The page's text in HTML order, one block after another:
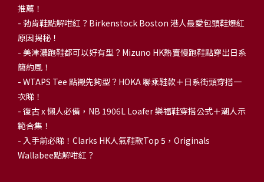
推薦！
- 勃肯鞋點解咁紅？Birkenstock Boston 港人最愛包頭鞋爆紅
原因揭秘！
- 美津濃跑鞋都可以好有型？Mizuno HK熱賣慢跑鞋點穿出日系
簡約風！
- WTAPS Tee 點襯先夠型？HOKA 聯乘鞋款＋日系街頭穿搭一
次睇！
- 復古 x 懶人必備，NB 1906L Loafer 樂福鞋穿搭公式＋潮人示
範合集！
- 入手前必睇！Clarks HK人氣鞋款Top 5，Originals
Wallabee點解咁紅？